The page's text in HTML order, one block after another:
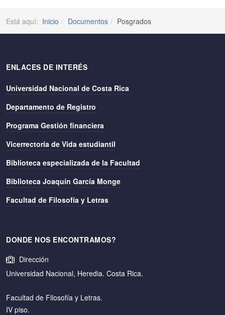
Está aquí: Inicio Documentos Posgrados
ENLACES DE INTERÉS
Universidad Nacional de Costa Rica
Departamento de Registro
Programa Gestión financiera
Vicerrectoría de Vida estudiantil
Biblioteca especializada de la Facultad
Biblioteca Joaquín García Monge
Facultad de Filosofía y Letras
DONDE NOS ENCONTRAMOS?
Dirección
Universidad Nacional, Heredia. Costa Rica.
Facultad de Filosofía y Letras.
IV piso.